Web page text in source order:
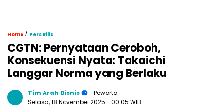
Home / Pers Rilis
CGTN: Pernyataan Ceroboh,
Konsekuensi Nyata: Takaichi
Langgar Norma yang Berlaku
Tim Arah Bisnis
- Pewarta
Selasa, 18 November 2025 - 00:05 WIB